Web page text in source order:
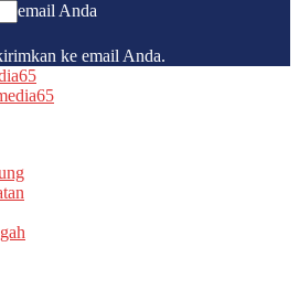
email Anda
ke email Anda.